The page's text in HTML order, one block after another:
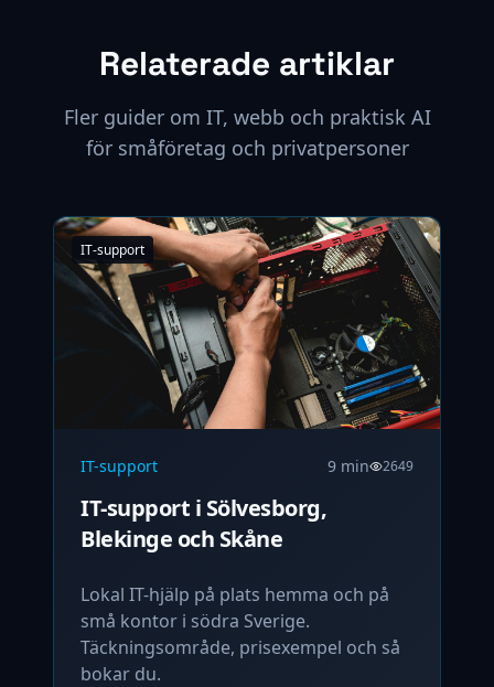
Relaterade artiklar
Fler guider om IT, webb och praktisk AI
för småföretag och privatpersoner
IT-support
IT-support 9 min 2649
IT-support i Sölvesborg,
Blekinge och Skåne
Lokal IT-hjälp på plats hemma och på
små kontor i södra Sverige.
Täckningsområde, prisexempel och så
bokar du.